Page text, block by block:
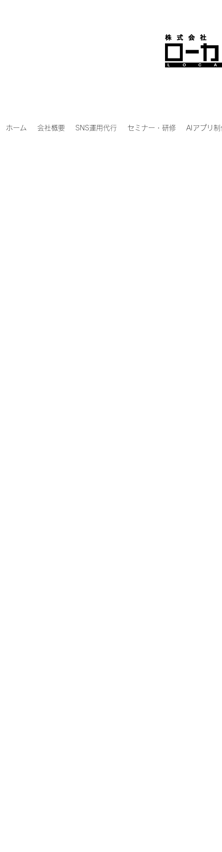
ホーム 会社概要 SNS運用代行 セミナー・研修 AIアプリ制